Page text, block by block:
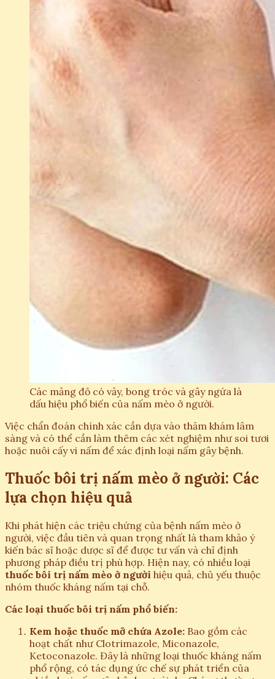
Các mảng đỏ có vảy, bong tróc và gây ngứa là
dấu hiệu phổ biến của nấm mèo ở người.
Việc chẩn đoán chính xác cần dựa vào thăm khám lâm
sàng và có thể cần làm thêm các xét nghiệm như soi tươi
hoặc nuôi cấy vi nấm để xác định loại nấm gây bệnh.
Thuốc bôi trị nấm mèo ở người: Các
lựa chọn hiệu quả
Khi phát hiện các triệu chứng của bệnh nấm mèo ở
người, việc đầu tiên và quan trọng nhất là tham khảo ý
kiến bác sĩ hoặc dược sĩ để được tư vấn và chỉ định
phương pháp điều trị phù hợp. Hiện nay, có nhiều loại
thuốc bôi trị nấm mèo ở người hiệu quả, chủ yếu thuộc
nhóm thuốc kháng nấm tại chỗ.
Các loại thuốc bôi trị nấm phổ biến:
Kem hoặc thuốc mỡ chứa Azole: Bao gồm các
hoạt chất như Clotrimazole, Miconazole,
Ketoconazole. Đây là những loại thuốc kháng nấm
phổ rộng, có tác dụng ức chế sự phát triển của